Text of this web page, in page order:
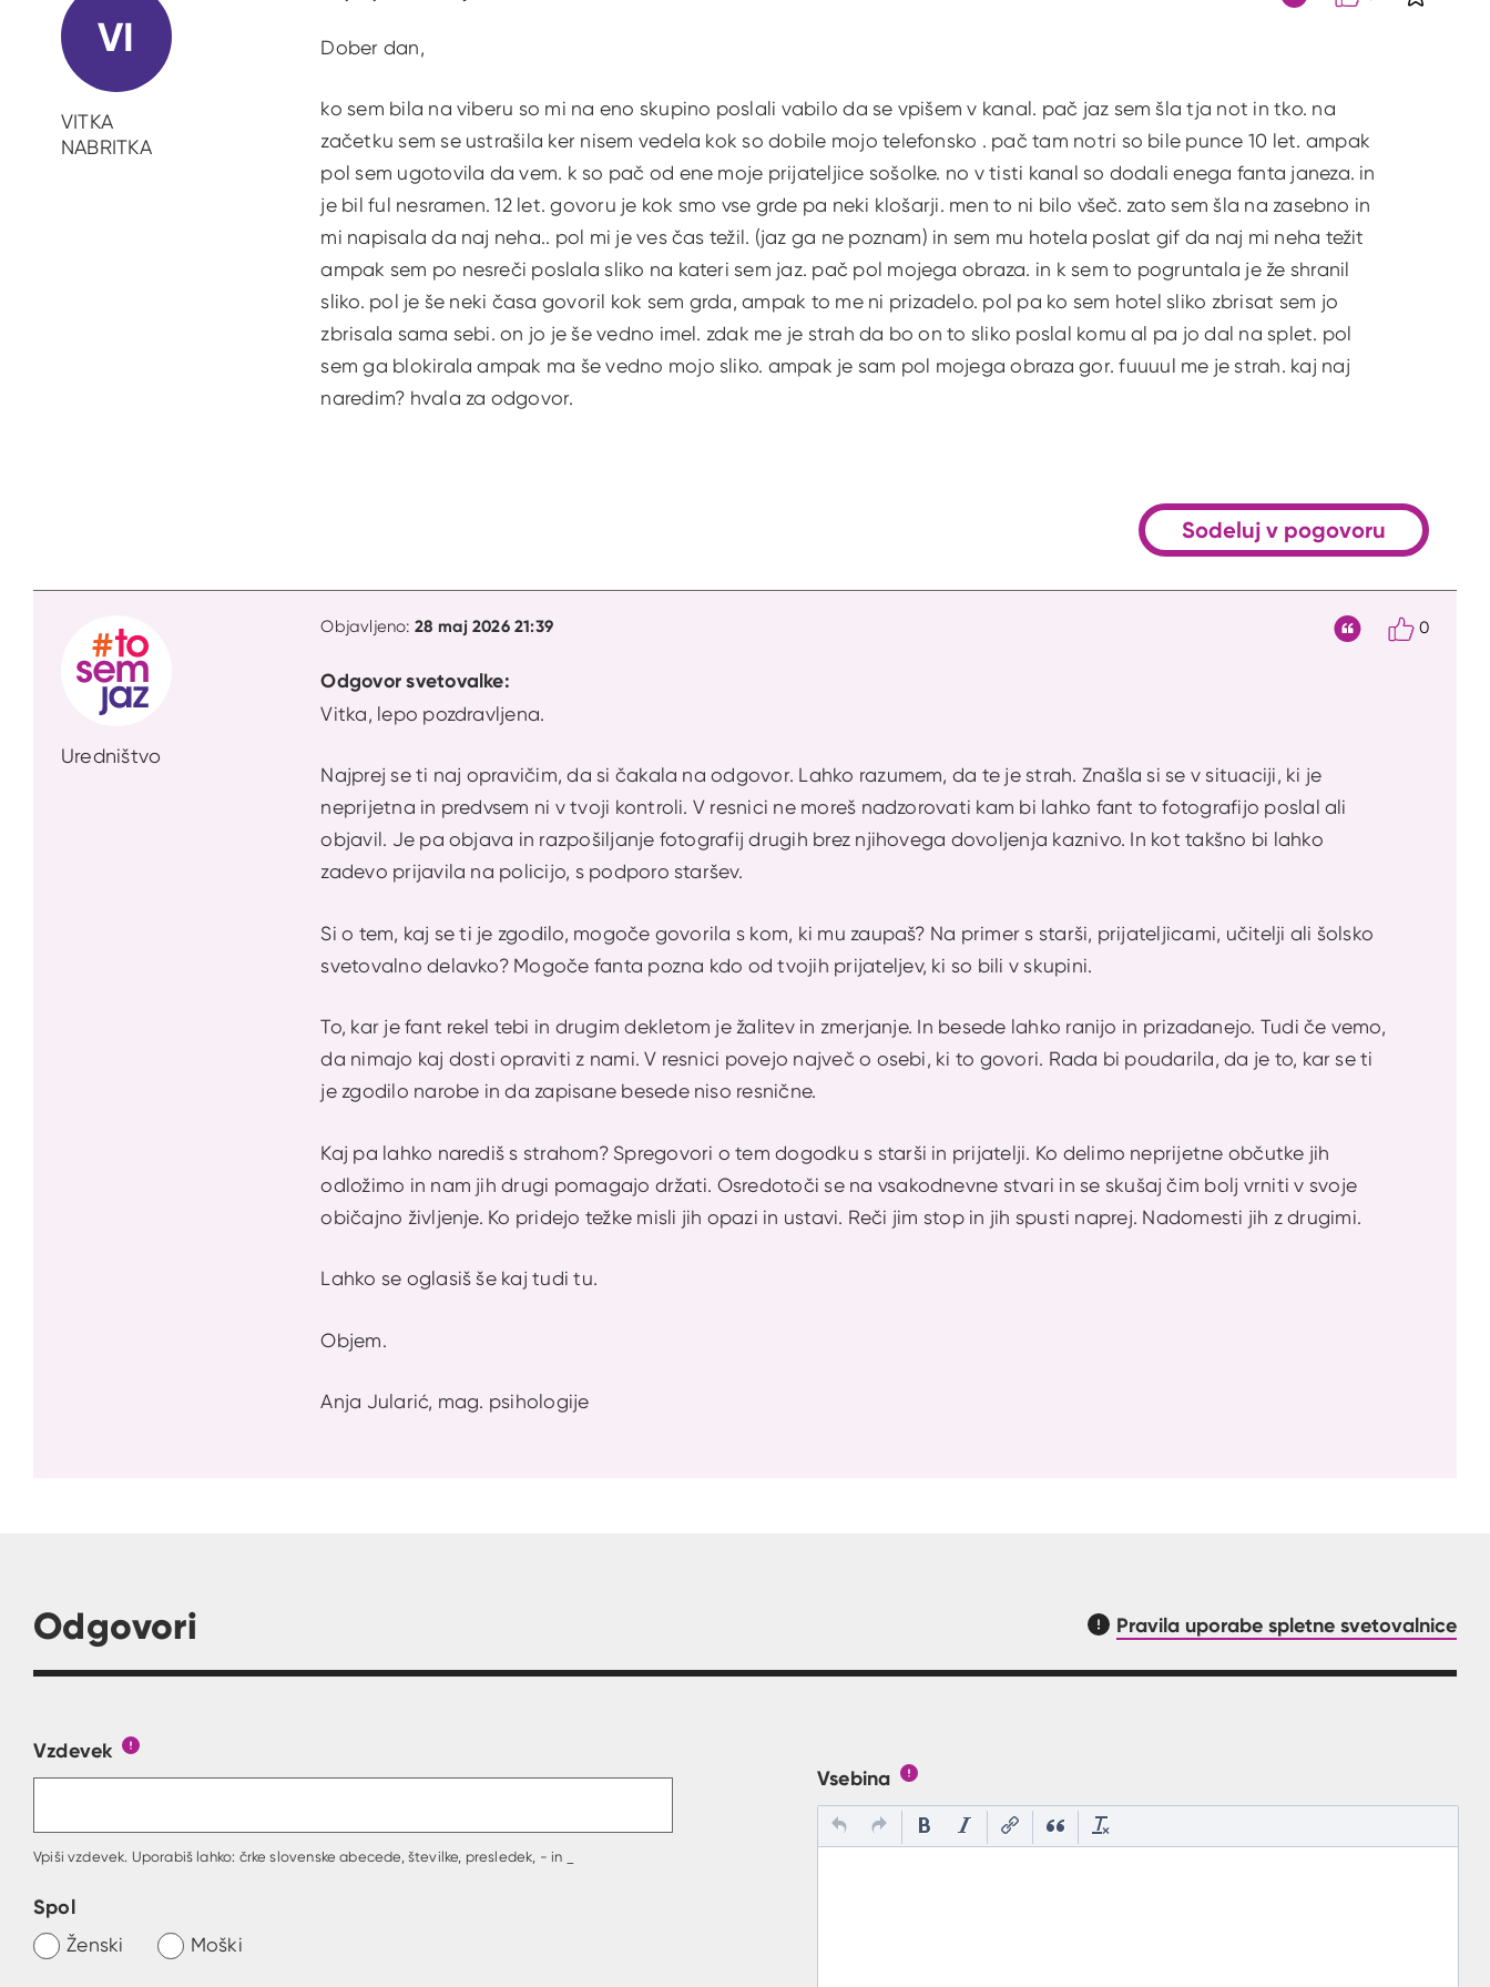
VI
VITKA
NABRITKA
Dober dan,
ko sem bila na viberu so mi na eno skupino poslali vabilo da se vpišem v kanal. pač jaz sem šla tja not in tko. na
začetku sem se ustrašila ker nisem vedela kok so dobile mojo telefonsko . pač tam notri so bile punce 10 let. ampak
pol sem ugotovila da vem. k so pač od ene moje prijateljice sošolke. no v tisti kanal so dodali enega fanta janeza. in
je bil ful nesramen. 12 let. govoru je kok smo vse grde pa neki klošarji. men to ni bilo všeč. zato sem šla na zasebno in
mi napisala da naj neha.. pol mi je ves čas težil. (jaz ga ne poznam) in sem mu hotela poslat gif da naj mi neha težit
ampak sem po nesreči poslala sliko na kateri sem jaz. pač pol mojega obraza. in k sem to pogruntala je že shranil
sliko. pol je še neki časa govoril kok sem grda, ampak to me ni prizadelo. pol pa ko sem hotel sliko zbrisat sem jo
zbrisala sama sebi. on jo je še vedno imel. zdak me je strah da bo on to sliko poslal komu al pa jo dal na splet. pol
sem ga blokirala ampak ma še vedno mojo sliko. ampak je sam pol mojega obraza gor. fuuuul me je strah. kaj naj
naredim? hvala za odgovor.
Sodeluj v pogovoru
Uredništvo
Objavljeno: 28 maj 2026 21:39
Odgovor svetovalke:
Vitka, lepo pozdravljena.
Najprej se ti naj opravičim, da si čakala na odgovor. Lahko razumem, da te je strah. Znašla si se v situaciji, ki je
neprijetna in predvsem ni v tvoji kontroli. V resnici ne moreš nadzorovati kam bi lahko fant to fotografijo poslal ali
objavil. Je pa objava in razpošiljanje fotografij drugih brez njihovega dovoljenja kaznivo. In kot takšno bi lahko
zadevo prijavila na policijo, s podporo staršev.
Si o tem, kaj se ti je zgodilo, mogoče govorila s kom, ki mu zaupaš? Na primer s starši, prijateljicami, učitelji ali šolsko
svetovalno delavko? Mogoče fanta pozna kdo od tvojih prijateljev, ki so bili v skupini.
To, kar je fant rekel tebi in drugim dekletom je žalitev in zmerjanje. In besede lahko ranijo in prizadanejo. Tudi če vemo,
da nimajo kaj dosti opraviti z nami. V resnici povejo največ o osebi, ki to govori. Rada bi poudarila, da je to, kar se ti
je zgodilo narobe in da zapisane besede niso resnične.
Kaj pa lahko narediš s strahom? Spregovori o tem dogodku s starši in prijatelji. Ko delimo neprijetne občutke jih
odložimo in nam jih drugi pomagajo držati. Osredotoči se na vsakodnevne stvari in se skušaj čim bolj vrniti v svoje
običajno življenje. Ko pridejo težke misli jih opazi in ustavi. Reči jim stop in jih spusti naprej. Nadomesti jih z drugimi.
Lahko se oglasiš še kaj tudi tu.
Objem.
Anja Jularić, mag. psihologije
0
Odgovori Pravila uporabe spletne svetovalnice
Obrazec, kjer lahko zastaviš vprašanje
Vzdevek
Vpiši vzdevek. Uporabiš lahko: črke slovenske abecede, številke, presledek, - in _
Spol
Ženski Moški
Vsebina